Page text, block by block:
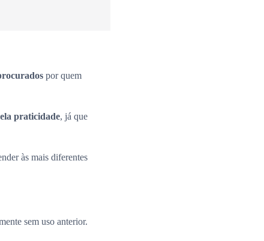
por quem
praticidade, já que
às mais diferentes
sem uso anterior.